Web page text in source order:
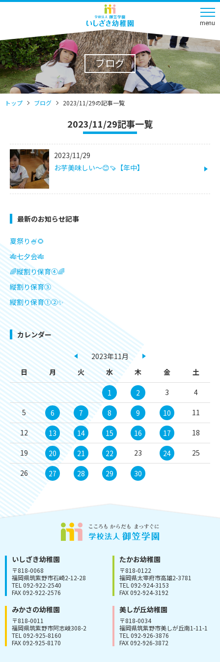
menu
ブログ
トップ ブログ 2023/11/29の記事一覧
2023/11/29記事一覧
2023/11/29
お芋美味しい～😊🍠【年中】
最新のお知らせ記事
夏祭り🍧🌻
🎋七夕会🎋
🌈縦割り保育④🌈
縦割り保育③
縦割り保育①②✨
カレンダー
2023年11月
日
月 火 水 木 金 土
1 2 3 4
5 6 7 8 9 10 11
12 13 14 15 16 17 18
19 20 21 22 23 24 25
26 27 28 29 30
いしざき幼稚園
〒818-0068
福岡県筑紫野市石崎2-12-28
TEL 092-922-2540
FAX 092-922-2576
たかお幼稚園
〒818-0122
福岡県太宰府市高雄2-3781
TEL 092-924-3153
FAX 092-924-3192
みかさの幼稚園
〒818-0011
福岡県筑紫野市阿志岐308-2
TEL 092-925-8160
FAX 092-925-8170
美しが丘幼稚園
〒818-0034
福岡県筑紫野市美しが丘南1-11-1
TEL 092-926-3876
FAX 092-926-3872